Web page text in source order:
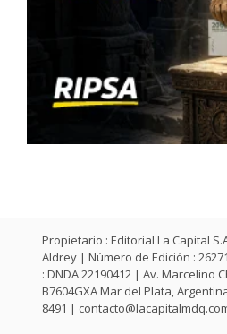
Propietario : Editorial La Capital
Aldrey | Número de Edición :
: DNDA 22190412 | Av. Marcelino
B7604GXA Mar del Plata,
8491 |